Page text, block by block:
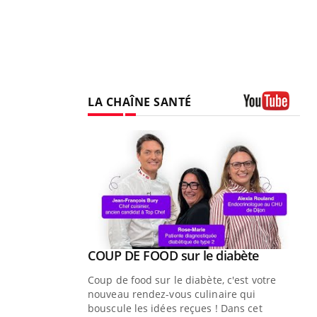
LA CHAÎNE SANTÉ
Youtube
COUP DE FOOD sur le diabèteYoutube
Coup de food sur le diabète, c'est votre
nouveau rendez-vous culinaire qui
bouscule les idées reçues ! Dans cet